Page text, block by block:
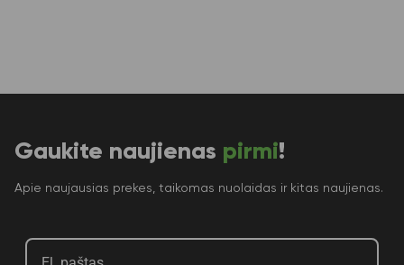
Gaukite naujienas pirmi!
Apie naujausias prekes, taikomas nuolaidas ir kitas naujienas.